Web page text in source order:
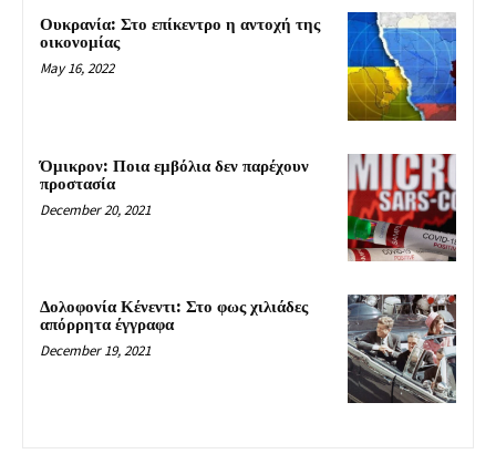
Ουκρανία: Στο επίκεντρο η αντοχή της
οικονομίας
May 16, 2022
Όμικρον: Ποια εμβόλια δεν παρέχουν
προστασία
December 20, 2021
Δολοφονία Κένεντι: Στο φως χιλιάδες
απόρρητα έγγραφα
December 19, 2021